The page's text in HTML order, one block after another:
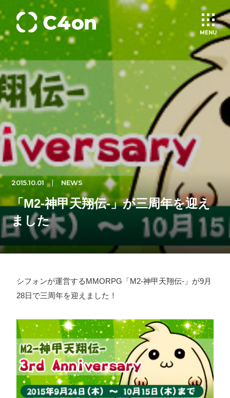
MENU
トップページ
理念
会社情報
事業紹介
文化
採用情報
お知らせ
# TAGs ハッシュタグ
#22卒 #23卒 #24卒 #24卒・就活 #25卒 #26卒
2015.10.01 NEWS
「M2-神甲天翔伝-」が三周年を迎え
ました
シフォンが運営するMMORPG「M2-神甲天翔伝-」が9月
28日で三周年を迎えました！